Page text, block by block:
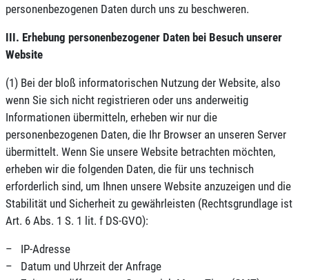
personenbezogenen Daten durch uns zu beschweren.
III. Erhebung personenbezogener Daten bei Besuch unserer
Website
(1) Bei der bloß informatorischen Nutzung der Website, also
wenn Sie sich nicht registrieren oder uns anderweitig
Informationen übermitteln, erheben wir nur die
personenbezogenen Daten, die Ihr Browser an unseren Server
übermittelt. Wenn Sie unsere Website betrachten möchten,
erheben wir die folgenden Daten, die für uns technisch
erforderlich sind, um Ihnen unsere Website anzuzeigen und die
Stabilität und Sicherheit zu gewährleisten (Rechtsgrundlage ist
Art. 6 Abs. 1 S. 1 lit. f DS-GVO):
– IP-Adresse
– Datum und Uhrzeit der Anfrage